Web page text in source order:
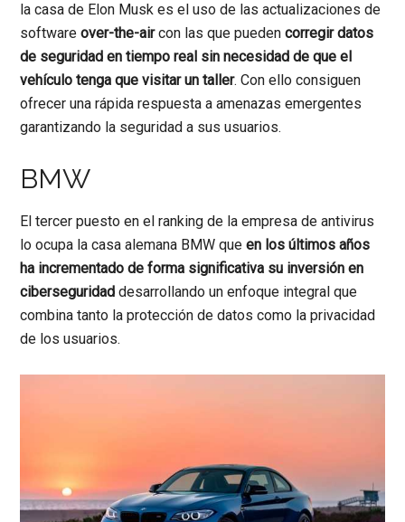
la casa de Elon Musk es el uso de las actualizaciones de
softwareover-the-aircon las que puedencorregir datos
de seguridad en tiempo real sin necesidad de que el
vehículo tenga que visitar un taller. Con ello consiguen
ofrecer una rápida respuesta a amenazas emergentes
garantizando la seguridad a sus usuarios.
BMW
El tercer puesto en el ranking de la empresa de antivirus
lo ocupa la casa alemana BMW queen los últimos años
ha incrementado de forma significativa su inversión en
ciberseguridad desarrollando un enfoque integral que
combina tanto la protección de datos como la privacidad
de los usuarios.